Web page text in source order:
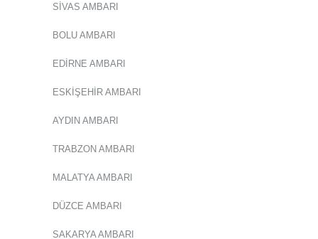
SİVAS AMBARI
BOLU AMBARI
EDİRNE AMBARI
ESKİŞEHİR AMBARI
AYDIN AMBARI
TRABZON AMBARI
MALATYA AMBARI
DÜZCE AMBARI
SAKARYA AMBARI